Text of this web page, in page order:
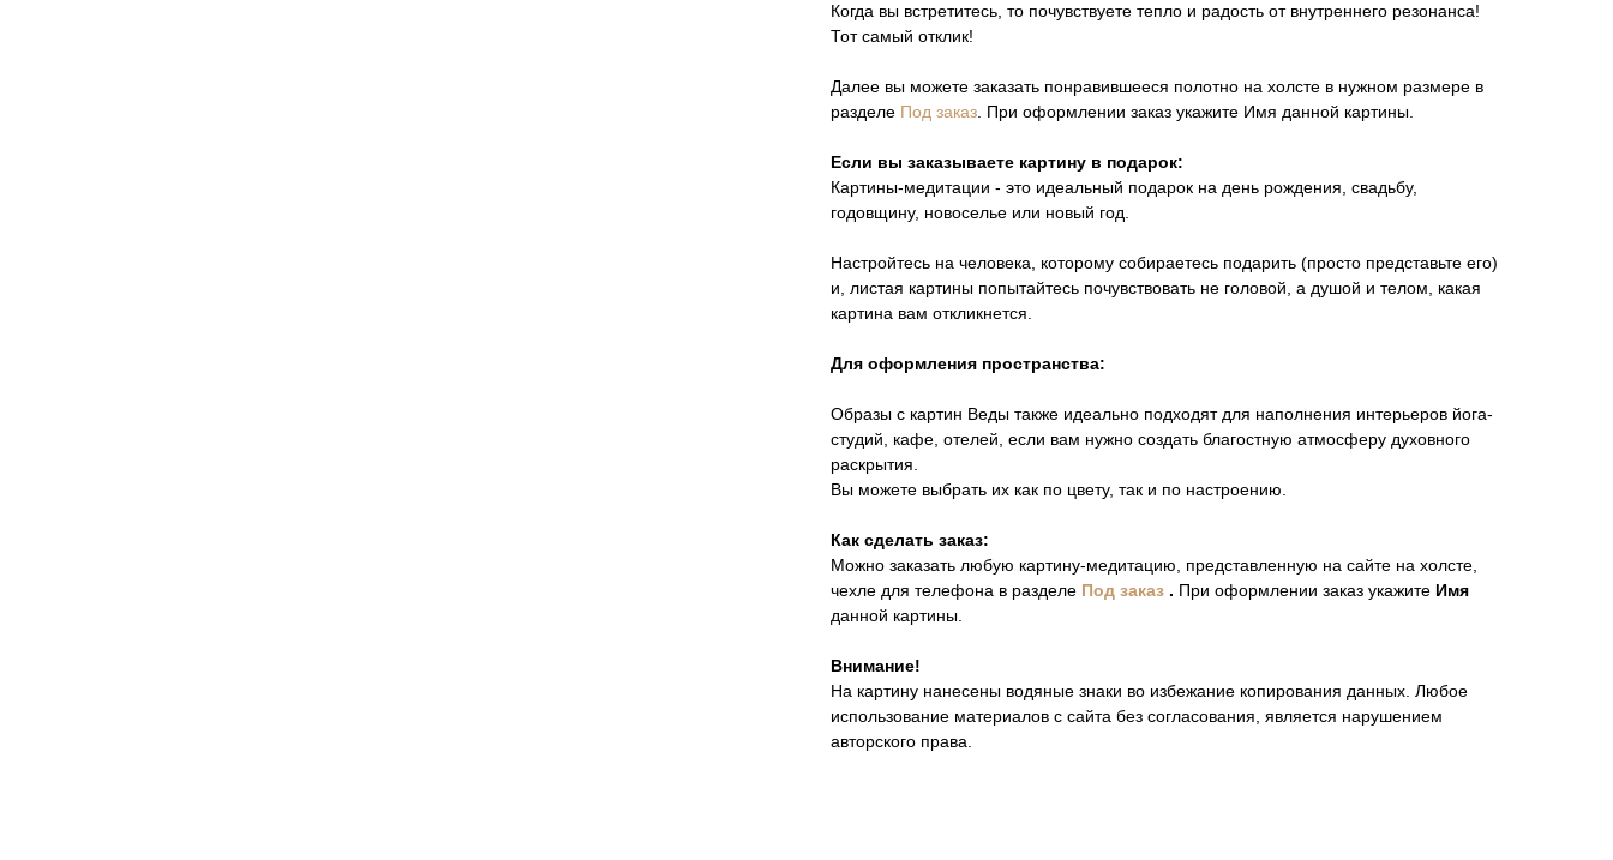
Когда вы встретитесь, то почувствуете тепло и радость от внутреннего резонанса!
Тот самый отклик!
Далее вы можете заказать понравившееся полотно на холсте в нужном размере в
разделе Под заказ . При оформлении заказ укажите Имя данной картины.
Если вы заказываете картину в подарок:
Картины-медитации - это идеальный подарок на день рождения, свадьбу,
годовщину, новоселье или новый год.
Настройтесь на человека, которому собираетесь подарить (просто представьте его)
и, листая картины попытайтесь почувствовать не головой, а душой и телом, какая
картина вам откликнется.
Для оформления пространства:
Образы с картин Веды также идеально подходят для наполнения интерьеров йога-
студий, кафе, отелей, если вам нужно создать благостную атмосферу духовного
раскрытия.
Вы можете выбрать их как по цвету, так и по настроению.
Как сделать заказ:
Можно заказать любую картину-медитацию, представленную на сайте на холсте,
чехле для телефона в разделе Под заказ . При оформлении заказ укажите Имя
данной картины.
Внимание!
На картину нанесены водяные знаки во избежание копирования данных. Любое
использование материалов с сайта без согласования, является нарушением
авторского права.